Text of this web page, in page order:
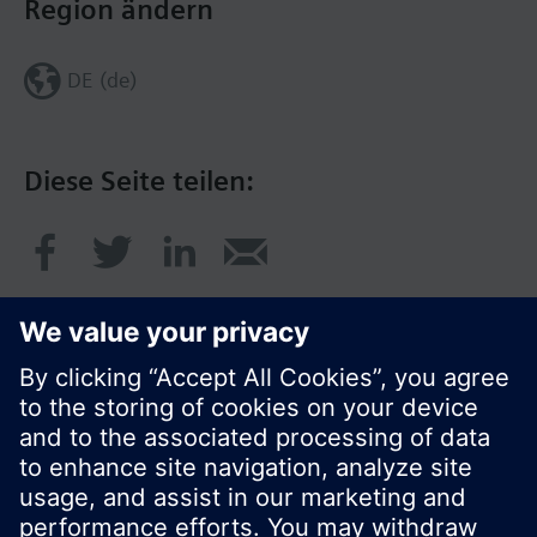
Diese Seite teilen:
Region ändern
DE (de)
© Siemens Schweiz AG 2020
Preise: unverbindliche Preisempfehlung ohne